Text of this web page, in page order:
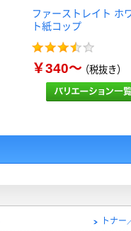
ファーストレイト ホ
ト紙コップ
￥340～（税抜き）
トナ